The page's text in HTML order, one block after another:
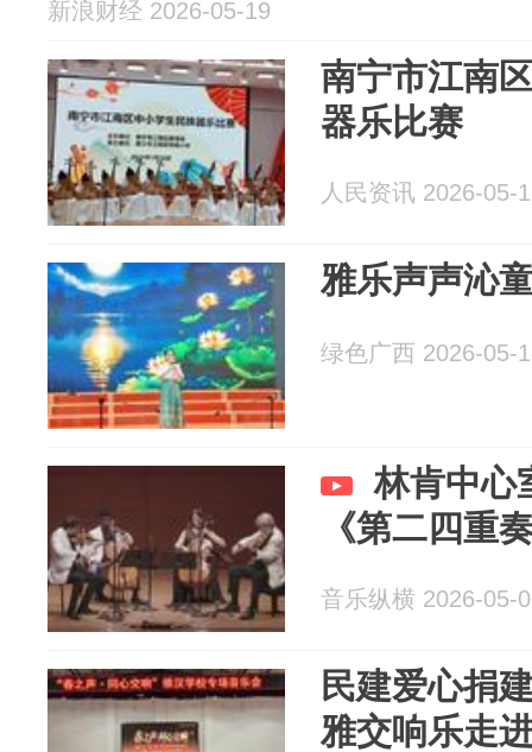
新浪财经 2026-05-19
南宁市江南
器乐比赛
人民资讯 2026-05-
雅乐声声沁
绿色广西 2026-05-
林肯中心
《第二四重
音乐纵横 2026-05-
民建爱心捐
雅交响乐走